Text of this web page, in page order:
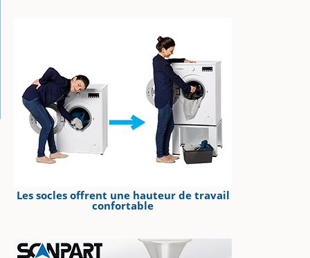
Les socles offrent une hauteur de travail
confortable